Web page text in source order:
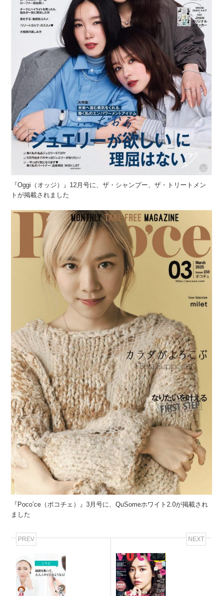
『Oggi（オッジ）』12月号に、ザ・シャンプー、ザ・トリートメン
トが掲載されました
『Poco’ce（ポコチェ）』3月号に、QuSomeホワイト2.0が掲載され
ました
PREV NEXT